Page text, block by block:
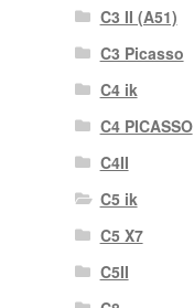
C3 II (A51)
C3 Picasso
C4 ik
C4 PICASSO
C4II
C5 ik
C5 X7
C5II